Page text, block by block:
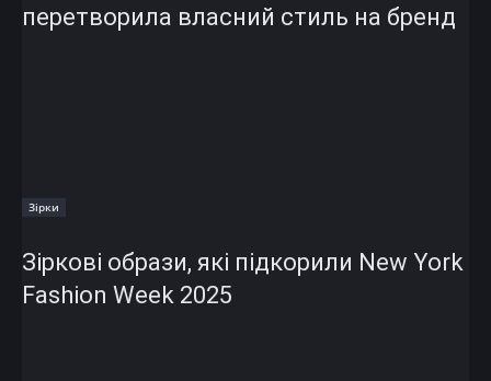
перетворила власний стиль на бренд
Зірки
Зіркові образи, які підкорили New York
Fashion Week 2025